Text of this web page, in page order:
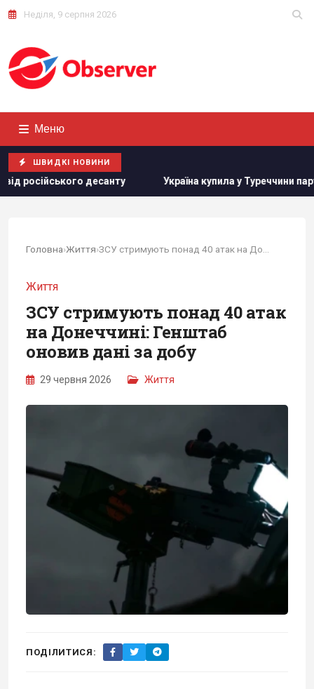
Неділя, 9 серпня 2026
Меню
ШВИДКІ НОВИНИ
Україна купила у Туреччини партію ракет ATACMS і
Головна›Життя›
Життя
ЗСУ стримують понад 40 атак
на Донеччині: Генштаб
оновив дані за добу
29 червня 2026 Життя
ПОДІЛИТИСЯ: